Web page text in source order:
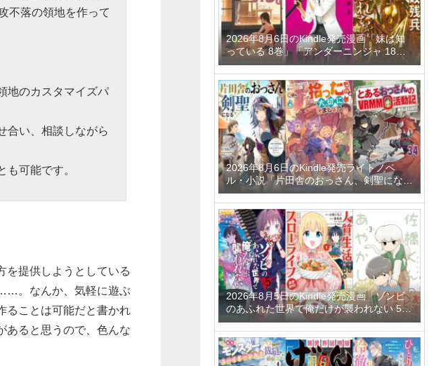
不落の領地を作って
地のカスタマイズパ
合い、相談しながら
可能です。
を提供しようとしている
。なんか、気軽に遊ぶ
ることは可能だと書かれ
あると思うので、色んな
2026年8月6日のKindle発売漫画「妹は知
っている 8巻」「アンダーニンジャ 18
巻」「平成敗残兵すみれちゃん 11巻」な
ど
2026年8月6日のKindle発売ライトノベ
ル・小説「片田舎のおっさん、剣聖になる
11 ～ただの田舎の剣術師範だったのに、
大成した弟子たちが俺を放ってくれない件
～」「拾ったものは大切にしましょう ～
子狼に気に入られた男の転移物語～ 6巻」
「とあるおっさんのVRMMO活動記 34
巻」など
2026年8月5日のKindle発売漫画「ゾンビ
のあふれた世界で俺だけが襲われない 5
巻」「人質生活から始めるスローライフ
おかわり！ 1巻」「佐橋くんのあやかし日
和 3巻」など